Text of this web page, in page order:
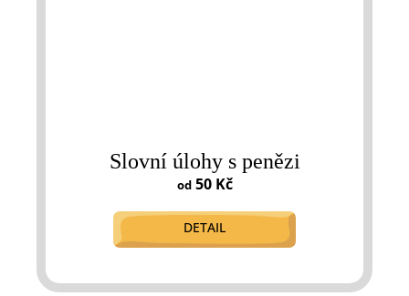
Slovní úlohy s penězi
od50 Kč
DETAIL